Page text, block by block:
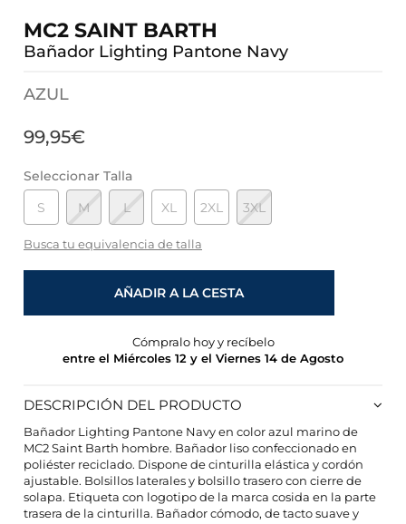
MC2 SAINT BARTH
Bañador Lighting Pantone Navy
AZUL
99,95€
Seleccionar Talla
S
M L XL 2XL 3XL
Busca tu equivalencia de talla
AÑADIR A LA CESTA
Cómpralo hoy y recíbelo
entre el Miércoles 12 y el Viernes 14 de Agosto
DESCRIPCIÓN DEL PRODUCTO
Bañador Lighting Pantone Navy en color azul marino de
MC2 Saint Barth hombre. Bañador liso confeccionado en
poliéster reciclado. Dispone de cinturilla elástica y cordón
ajustable. Bolsillos laterales y bolsillo trasero con cierre de
solapa. Etiqueta con logotipo de la marca cosida en la parte
trasera de la cinturilla. Bañador cómodo, de tacto suave y
CONFIGURACIÓN DE COOKIES